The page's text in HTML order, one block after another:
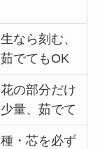
生なら刻む、
茹でてもOK
花の部分だけ
少量、茹でて
種・芯を必ず